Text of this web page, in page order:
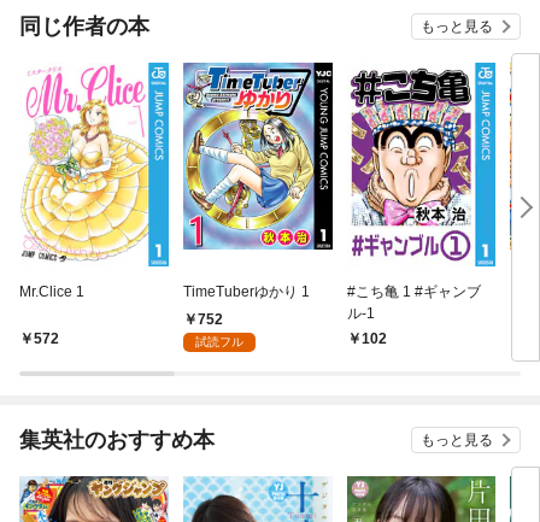
同じ作者の本 もっと見る
Mr.Clice 1
572
TimeTuberゆかり 1
752
試読フル
#こち亀 1 #ギャンブ
ル‐1
102
集英社のおすすめ本 もっと見る